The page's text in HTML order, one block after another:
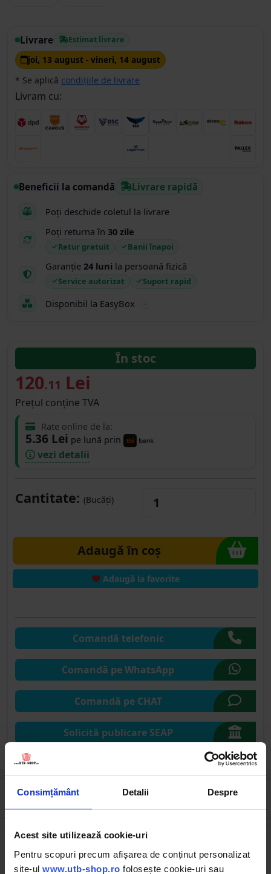
Consimțământ Detalii Despre
Acest site utilizează cookie-uri
Pentru scopuri precum afișarea de conținut personalizat
site-ul www.utb-shop.ro folosește cookie-uri sau
Livrare Estimat livrare
joi, 13 august - vineri, 14 august
* Se aplică condițiile de livrare
Livram cu:
Beneficii la comandă Livrare rapidă
Poți deschide coletul la livrare
Poți returna în 30 zile
Retur gratuit Banii înapoi
Garanție 24 luni la persoană fizică
Service autorizat Suport rapid
Disponibil la EasyBox
În stoc
120.11 Lei
Prețul conține TVA
Rate online de la:
5.36 Lei pe lună prin
vezi detalii
Cantitate: (Bucăți)
Adaugă în coș
Adaugă la favorite
Comandă telefonic
Comandă pe WhatsApp
Comandă pe CHAT
Solicită publicare SEAP
Cumpărate frecvent împreună